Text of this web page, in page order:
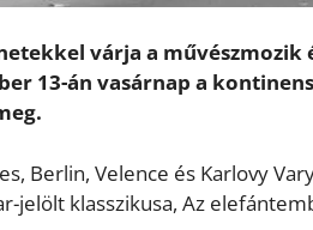
várja a művészmozik
13-án vasárnap a
Berlin, Velence és Karlovy
jelölt klasszikusa, Az